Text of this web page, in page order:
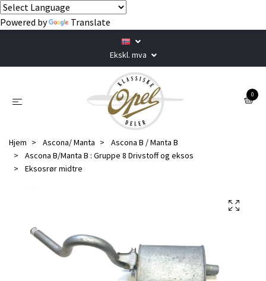
Powered by Translate
Ekskl. mva
0
Hjem Ascona/ Manta
Ascona B / Manta B
Ascona B/Manta B : Gruppe 8 Drivstoff og eksos
Eksosrør midtre